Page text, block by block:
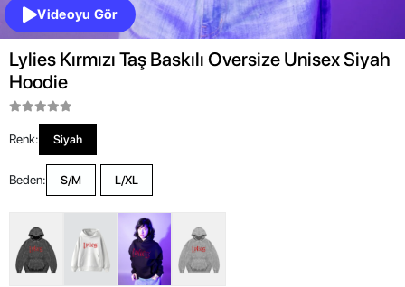
Videoyu Gör
Lylies Kırmızı Taş Baskılı Oversize Unisex Siyah
Hoodie
Renk: Siyah
Beden: S/M L/XL